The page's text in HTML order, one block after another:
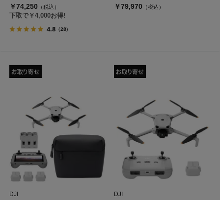
￥74,250 （税込）
下取で￥4,000お得!
4.8 （28）
￥79,970 （税込）
DJI DJI